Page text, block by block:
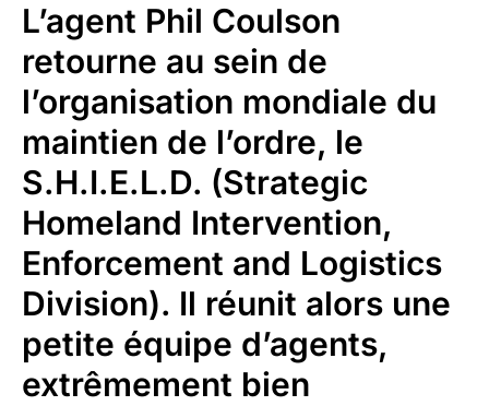
L’agent Phil Coulson
retourne au sein de
l’organisation mondiale du
maintien de l’ordre, le
S.H.I.E.L.D. (Strategic
Homeland Intervention,
Enforcement and Logistics
Division). Il réunit alors une
petite équipe d’agents,
extrêmement bien